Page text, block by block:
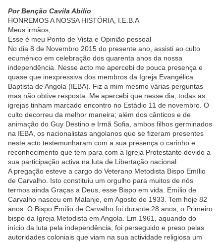
Por Benção Cavila Abílio
HONREMOS A NOSSA HISTÓRIA, I.E.B.A
Meus irmãos,
Esse é meu Ponto de Vista e Opinião pessoal
No dia 8 de Novembro 2015 do presente ano, assisti ao culto
ecuménico em celebração dos quarenta anos da nossa
independência. Nesse acto me apercebi de pouca presença e
quase que inexpressiva dos membros da Igreja Evangélica
Baptista de Angola (IEBA). Fiz a mim mesmo várias perguntas
mas não obtive resposta. Me apercebi que nesse dia, todas as
igrejas tinham marcado encontro no Estádio 11 de novembro. O
culto decorreu da melhor maneira; além dos cânticos e de
animação do Guy Destino e Irmã Sofia, ambos filhos germinados
na IEBA, os nacionalistas angolanos que se fizeram presentes
neste acto testemunharam com a sua presença o carinho e
reconhecimento que tem para com a Igreja Protestante devido a
sua participação activa na luta de Libertação nacional.
A pregação esteve a cargo do Veterano Metodista Bispo Emílio
de Carvalho. Isto constituiu um orgulho para muitos de nós
termos ainda Graças a Deus, esse Bispo em vida. Emílio de
Carvalho nasceu em Malanje, em Agosto de 1933. Tem hoje 82
anos. O Bispo Emílio de Carvalho foi durante 28 anos, o Primeiro
bispo da Igreja Metodista em Angola. Em 1961, aquando do
início da luta pela independência, foi perseguido e preso pelas
autoridades coloniais que viam na sua actividade religiosa um